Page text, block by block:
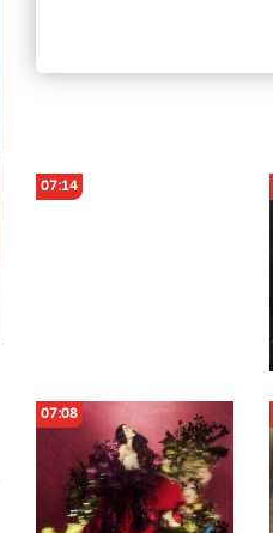
07:14
07:08